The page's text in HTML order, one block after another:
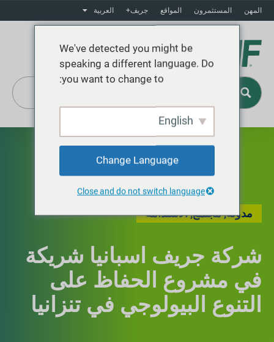
المهن المستثمرون المواقع جريف+ العربية
مدونة,مجتمع,الاستدامة
شركة جريف اسبانيا شريكة
في مشروع الحفاظ على
التنوع البيولوجي في تنزانيا
We've detected you might be
speaking a different language. Do
you want to change to:
English
Change Language
Close and do not switch language